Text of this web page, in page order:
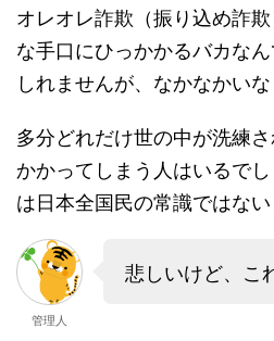
オレオレ詐欺（振り込め詐
な手口にひっかかるバカな
しれませんが、なかなかいな
多分どれだけ世の中が洗練
かかってしまう人はいるで
は日本全国民の常識ではない
管理人
悲しいけど、こ